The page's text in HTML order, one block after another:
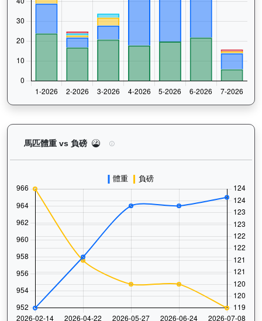
馬匹體重 vs 負磅 怡傲錢莊（L222）— 馬匹體重與負磅